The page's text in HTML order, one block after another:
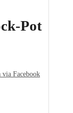
Pot
via Facebook